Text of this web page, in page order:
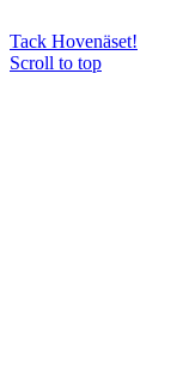
Tack Hovenäset!
Scroll to top